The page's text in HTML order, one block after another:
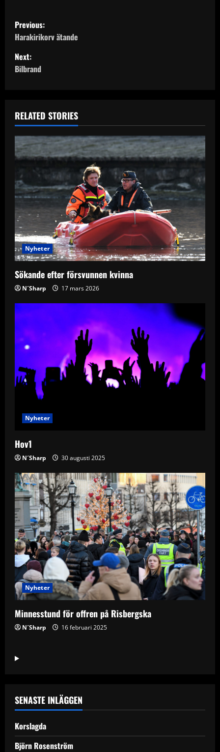
P
o
s
a
v
i
g
a
t
i
o
n
Previous:
Harakirikorv ätande
Next:
Bilbrand
RELATED STORIES
Nyheter
Sökande efter försvunnen kvinna
N´Sharp 17 mars 2026
Nyheter
Hov1
N´Sharp 30 augusti 2025
Nyheter
Minnesstund för offren på Risbergska
N´Sharp 16 februari 2025
SENASTE INLÄGGEN
Korslagda
Björn Rosenström